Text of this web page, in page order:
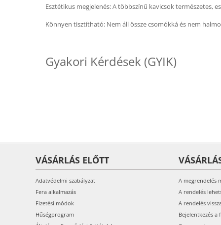
Esztétikus megjelenés: A többszínű kavicsok természetes,
Könnyen tisztítható: Nem áll össze csomókká és nem
Gyakori Kérdések (GYIK)
VÁSÁRLÁS ELŐTT
Adatvédelmi szabályzat
Fera alkalmazás
Fizetési módok
Hűségprogram
A megrendelés
A rendelés
A rendelés
Bejelentkezés a